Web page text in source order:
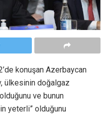
konuşan Azerbaycan
ülkesinin doğalgaz
ve bunun
yeterli” olduğunu